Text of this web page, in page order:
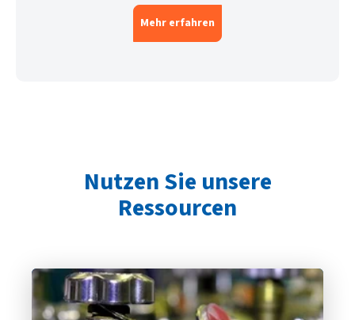
Mehr erfahren
Nutzen Sie unsere
Ressourcen